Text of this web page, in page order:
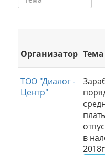
Организатор Тема
ТОО "Диалог -
Центр"
в